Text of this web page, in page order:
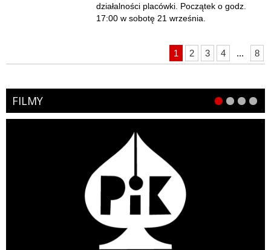
działalności placówki. Początek o godz.
17:00 w sobotę 21 września.
1 2 3 4 ... 8
FILMY